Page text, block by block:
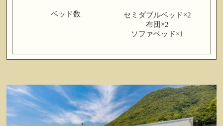
ベッド数
セミダブルベッド×2
布団×2
ソファベッド×1